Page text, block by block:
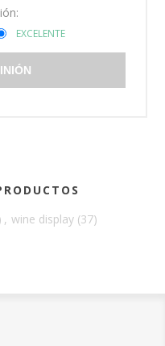
EXCELENTE
, wine display (37)